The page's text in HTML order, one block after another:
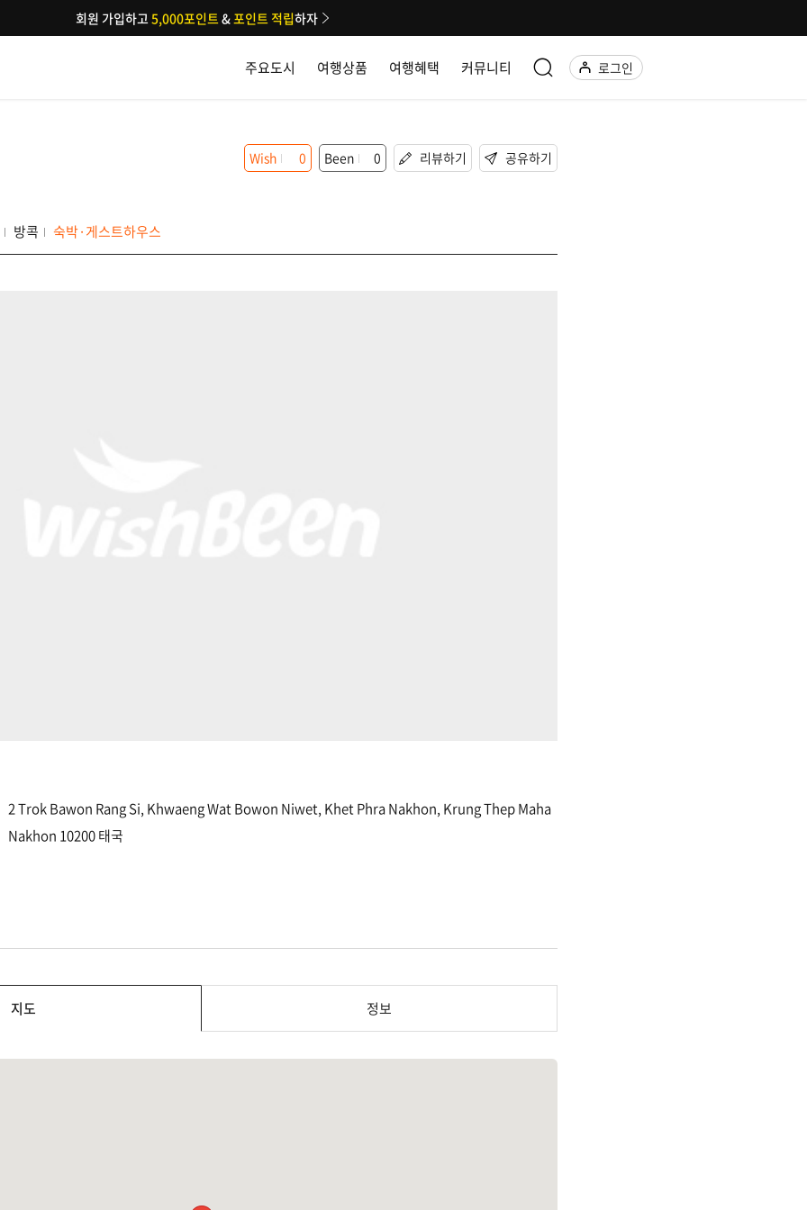
주요도시 여행상품 여행혜택 커뮤니티 로그인
회원 가입하고5,000포인트&포인트 적립하자
방콕 숙박·게스트하우스
Wish 0 Been 0 리뷰하기 공유하기
2 Trok Bawon Rang Si, Khwaeng Wat Bowon Niwet, Khet Phra Nakhon, Krung Thep Maha
Nakhon 10200 태국
지도 정보